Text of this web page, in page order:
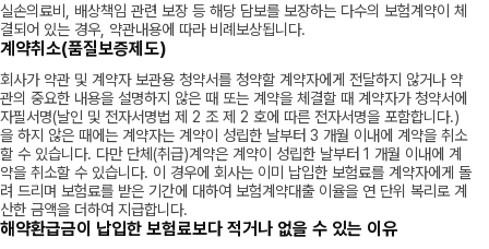
실손의료비, 배상책임 관련 보장 등 해당 담보를 보장하는 다수의 보험계약이 체
결되어 있는 경우, 약관내용에 따라 비례보상됩니다.
계약취소(품질보증제도)
회사가 약관 및 계약자 보관용 청약서를 청약할 계약자에게 전달하지 않거나 약
관의 중요한 내용을 설명하지 않은 때 또는 계약을 체결할 때 계약자가 청약서에
자필서명(날인 및 전자서명법 제 2 조 제 2 호에 따른 전자서명을 포함합니다.)
을 하지 않은 때에는 계약자는 계약이 성립한 날부터 3 개월 이내에 계약을 취소
할 수 있습니다. 다만 단체(취급)계약은 계약이 성립한 날부터 1 개월 이내에 계
약을 취소할 수 있습니다. 이 경우에 회사는 이미 납입한 보험료를 계약자에게 돌
려 드리며 보험료를 받은 기간에 대하여 보험계약대출 이율을 연 단위 복리로 계
산한 금액을 더하여 지급합니다.
해약환급금이 납입한 보험료보다 적거나 없을 수 있는 이유